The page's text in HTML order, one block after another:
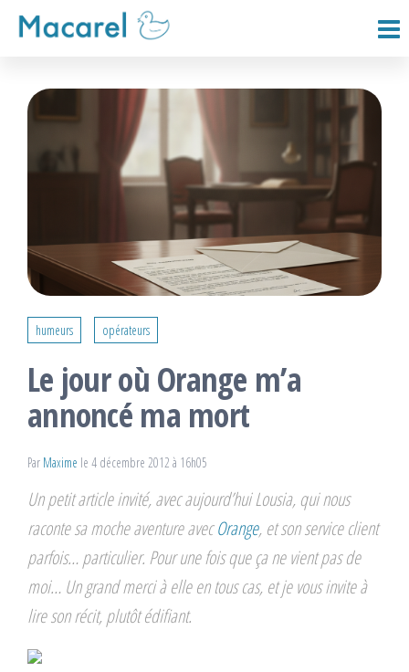
Passer
humeurs opérateurs
Le jour où Orange m’a
annoncé ma mort
Par Maxime le 4 décembre 2012 à 16h05
Un petit article invité, avec aujourd’hui Lousia, qui nous
raconte sa moche aventure avecOrange, et son service client
parfois… particulier. Pour une fois que ça ne vient pas de
moi… Un grand merci à elle en tous cas, et je vous invite à
lire son récit, plutôt édifiant.